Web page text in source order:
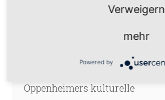
Michael Schwalb spricht hier
musikalische Thematik,
Oppenheimers kulturelle
Verweigern
mehr
Powered by